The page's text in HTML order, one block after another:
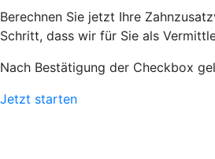
Berechnen Sie jetzt Ihre
Schritt, dass wir für Sie als
Nach Bestätigung der Checkbox
Jetzt starten